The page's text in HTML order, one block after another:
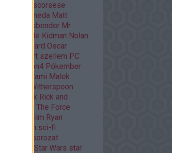
martin scorsese
andromeda Matt
Fassbender Mr.
Nicole Kidman Nolan
Scott Card Oscar
zárt szellem PC
playstation4 Pókember
Rami Malek
Reese Witherspoon
retro filmek Rick and
Road to The Force
rövidfilm Ryan
sci-fi
sorozat
Star Wars star